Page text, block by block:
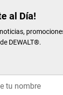
al Día!
DEWALT®.